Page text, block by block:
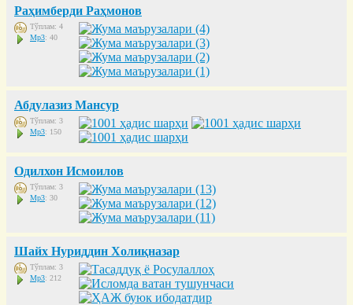
Раҳимберди Раҳмонов
Тўплам: 4
Mp3: 40
Абдулазиз Мансур
Тўплам: 3
Mp3: 150
Одилхон Исмоилов
Тўплам: 3
Mp3: 30
Шайх Нуриддин Холиқназар
Тўплам: 3
Mp3: 212